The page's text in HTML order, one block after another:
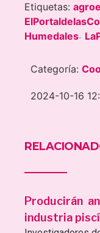
Etiquetas:
Humedales-
Categoría:
2024-10-16
Producirán
industria